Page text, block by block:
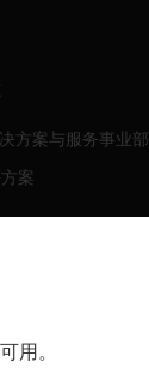
方案与服务事业部
案
用。